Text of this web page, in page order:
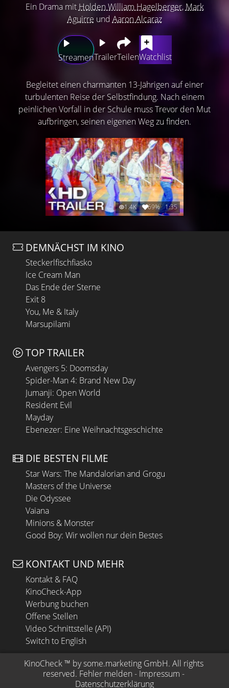
Ein Drama mit Holden William Hagelberger, Mark
Aguirre und Aaron Alcaraz
StreamenTrailerTeilenWatchlist
Begleitet einen charmanten 13-Jährigen auf einer
turbulenten Reise der Selbstfindung. Nach einem
peinlichen Vorfall in der Schule muss Trevor den Mut
aufbringen, seinen eigenen Weg zu finden.
1.4K 69% 1:35
DEMNÄCHST IM KINO
Steckerlfischfiasko
Ice Cream Man
Das Ende der Sterne
Exit 8
You, Me & Italy
Marsupilami
TOP TRAILER
Avengers 5: Doomsday
Spider-Man 4: Brand New Day
Jumanji: Open World
Resident Evil
Mayday
Ebenezer: Eine Weihnachtsgeschichte
DIE BESTEN FILME
Star Wars: The Mandalorian and Grogu
Masters of the Universe
Die Odyssee
Vaiana
Minions & Monster
Good Boy: Wir wollen nur dein Bestes
KONTAKT UND MEHR
Kontakt & FAQ
KinoCheck-App
Werbung buchen
Offene Stellen
Video Schnittstelle (API)
Switch to English
KinoCheck ™ by some.marketing GmbH. All rights
reserved. Fehler melden - Impressum -
Datenschutzerklärung